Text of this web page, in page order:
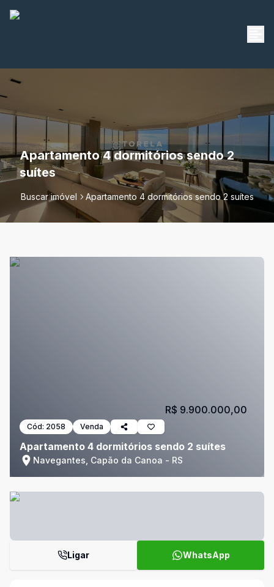
Apartamento 4 dormitórios sendo 2
suítes
Buscar imóvel Apartamento 4 dormitórios sendo 2 suítes
Cód: 2058 Venda
Apartamento 4 dormitórios sendo 2 suítes
Navegantes, Capão da Canoa - RS
R$ 9.900.000,00
Ligar WhatsApp